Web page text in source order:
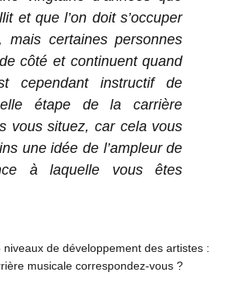
et que l’on doit s’occuper
mais certaines personnes
côté et continuent quand
cependant instructif de
étape de la carrière
vous situez, car cela vous
une idée de l’ampleur de
à laquelle vous êtes
niveaux de développement des artistes :
musicale correspondez-vous ?